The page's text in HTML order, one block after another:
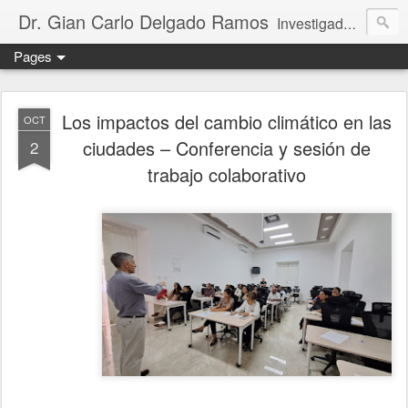
Dr. Gian Carlo Delgado Ramos Investigador titular C de tiempo completo, definitivo, adscrito al Instituto de Geografía de la Universidad Nacional Autónoma de México. Integrante del Sistema Nacional de Investigadores de México (nivel III, SECIHTI); miembro regular de la Academia Mexicana de Ciencias; rapporteur del Multidisciplinary Expert Scientific Advisory Group del GEO-7 (PNUMA); y parte del Consejo Ejecutivo de la Red Mexicana de Científicos por el Clima.
Pages
OCT
2
Los impactos del cambio climático en las
ciudades – Conferencia y sesión de
trabajo colaborativo